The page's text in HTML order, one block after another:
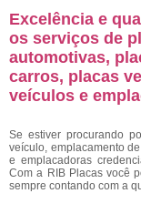
Excelência e
os serviços de
automotivas,
carros, placas
veículos e
Se estiver procurando
veículo, emplacamento
e emplacadoras
Com a RIB Placas você
sempre contando com a